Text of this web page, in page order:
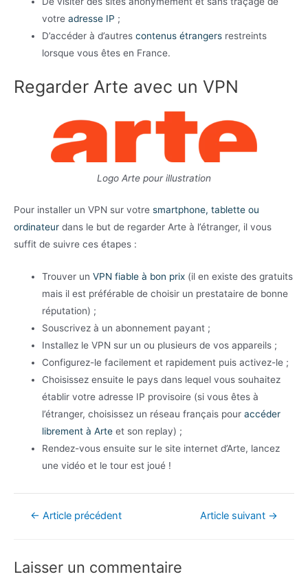
votreadresse IP ;
D’accéder à d’autrescontenus étrangers restreints
lorsque vous êtes en France.
Regarder Arte avec un VPN
Logo Arte pour illustration
Pour installer un VPN sur votre smartphone, tablette ou
ordinateur dans le but de regarder Arte à l’étranger, il vous
suffit de suivre ces étapes :
Trouver un VPN fiable à bon prix (il en existe des gratuits
mais il est préférable de choisir un prestataire de bonne
réputation) ;
Souscrivez à un abonnement payant ;
Installez le VPN sur un ou plusieurs de vos appareils ;
Configurez-le facilement et rapidement puis activez-le ;
Choisissez ensuite le pays dans lequel vous souhaitez
établir votre adresse IP provisoire (si vous êtes à
l’étranger, choisissez un réseau français pour accéder
librement à Arte et son replay) ;
Rendez-vous ensuite sur le site internet d’Arte, lancez
une vidéo et le tour est joué !
Navigation
← Article précédent Article suivant →
Laisser un commentaire